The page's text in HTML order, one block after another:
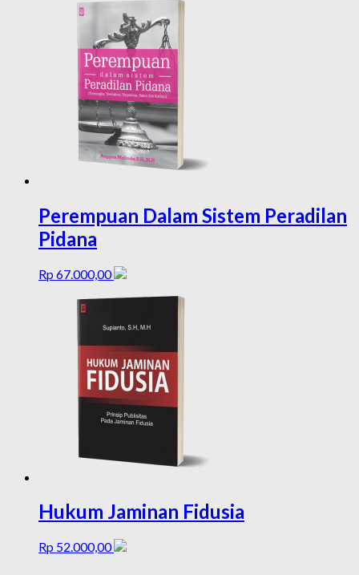
Perempuan Dalam Sistem Peradilan
Pidana
Rp 67.000,00
Hukum Jaminan Fidusia
Rp 52.000,00